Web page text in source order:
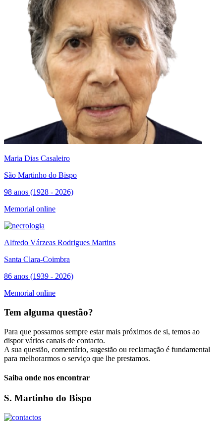
Maria Dias Casaleiro
São Martinho do Bispo
98 anos (1928 - 2026)
Memorial online
Alfredo Várzeas Rodrigues Martins
Santa Clara-Coimbra
86 anos (1939 - 2026)
Memorial online
Tem alguma questão?
Para que possamos sempre estar mais próximos de si, temos ao
dispor vários canais de contacto.
A sua questão, comentário, sugestão ou reclamação é fundamental
para melhorarmos o serviço que lhe prestamos.
Saiba onde nos encontrar
S. Martinho do Bispo